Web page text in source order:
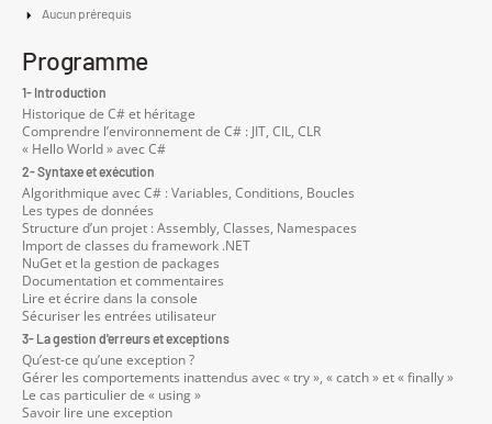
Aucun prérequis
Programme
1- Introduction
Historique de C# et héritage
Comprendre l’environnement de C# : JIT, CIL, CLR
« Hello World » avec C#
2- Syntaxe et exécution
Algorithmique avec C# : Variables, Conditions, Boucles
Les types de données
Structure d’un projet : Assembly, Classes, Namespaces
Import de classes du framework .NET
NuGet et la gestion de packages
Documentation et commentaires
Lire et écrire dans la console
Sécuriser les entrées utilisateur
3- La gestion d'erreurs et exceptions
Qu’est-ce qu’une exception ?
Gérer les comportements inattendus avec « try », « catch » et « finally »
Le cas particulier de « using »
Savoir lire une exception